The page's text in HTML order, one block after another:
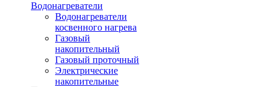
Водонагреватели
Водонагреватели
косвенного нагрева
Газовый
накопительный
Газовый проточный
Электрические
накопительные